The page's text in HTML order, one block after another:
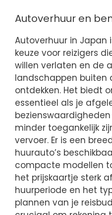
Autoverhuur en
Autoverhuur in Japan
keuze voor reizigers
willen verlaten en de
landschappen buiten
ontdekken. Het biedt
essentieel als je
minder toegankelijk
vervoer. Er is een
huurauto’s
compacte modellen
het prijskaartje sterk
huurperiode en het
plannen van je